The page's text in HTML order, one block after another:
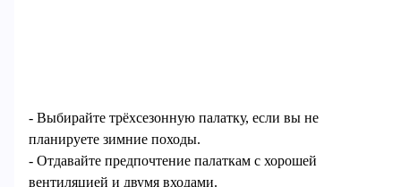
- Выбирайте трёхсезонную палатку, если вы не
планируете зимние походы.
- Отдавайте предпочтение палаткам с хорошей
вентиляцией и двумя входами.